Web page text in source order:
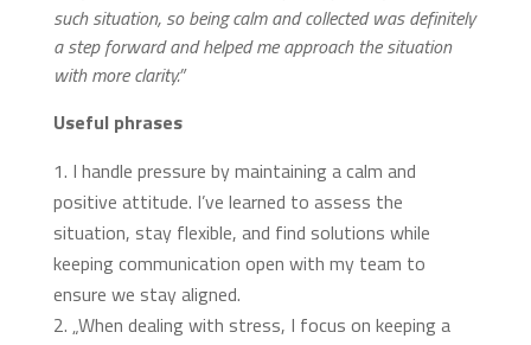
such situation, so being calm and collected was definitely
a step forward and helped me approach the situation
with more clarity.”
Useful phrases
I handle pressure by maintaining a calm and
positive attitude. I’ve learned to assess the
situation, stay flexible, and find solutions while
keeping communication open with my team to
ensure we stay aligned.
„When dealing with stress, I focus on keeping a